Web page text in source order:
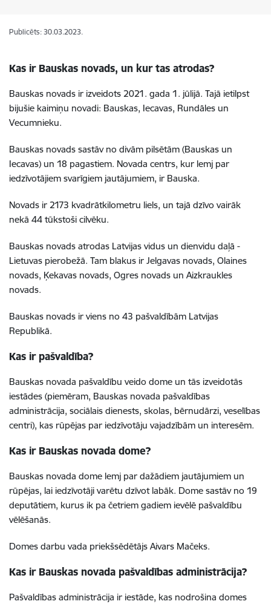
Publicēts: 30.03.2023.
Kas ir Bauskas novads, un kur tas atrodas?
Bauskas novads ir izveidots 2021. gada 1. jūlijā. Tajā ietilpst
bijušie kaimiņu novadi: Bauskas, Iecavas, Rundāles un
Vecumnieku.
Bauskas novads sastāv no divām pilsētām (Bauskas un
Iecavas) un 18 pagastiem. Novada centrs, kur lemj par
iedzīvotājiem svarīgiem jautājumiem, ir Bauska.
Novads ir 2173 kvadrātkilometru liels, un tajā dzīvo vairāk
nekā 44 tūkstoši cilvēku.
Bauskas novads atrodas Latvijas vidus un dienvidu daļā -
Lietuvas pierobežā. Tam blakus ir Jelgavas novads, Olaines
novads, Ķekavas novads, Ogres novads un Aizkraukles
novads.
Bauskas novads ir viens no 43 pašvaldībām Latvijas
Republikā.
Kas ir pašvaldība?
Bauskas novada pašvaldību veido dome un tās izveidotās
iestādes (piemēram, Bauskas novada pašvaldības
administrācija, sociālais dienests, skolas, bērnudārzi, veselības
centri), kas rūpējas par iedzīvotāju vajadzībām un interesēm.
Kas ir Bauskas novada dome?
Bauskas novada dome lemj par dažādiem jautājumiem un
rūpējas, lai iedzīvotāji varētu dzīvot labāk. Dome sastāv no 19
deputātiem, kurus ik pa četriem gadiem ievēlē pašvaldību
vēlēšanās.
Domes darbu vada priekšsēdētājs Aivars Mačeks.
Kas ir Bauskas novada pašvaldības administrācija?
Pašvaldības administrācija ir iestāde, kas nodrošina domes